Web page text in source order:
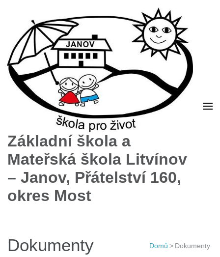
Základní škola a
Mateřská škola Litvínov
– Janov, Přátelství 160,
okres Most
Dokumenty Domů > Dokumenty